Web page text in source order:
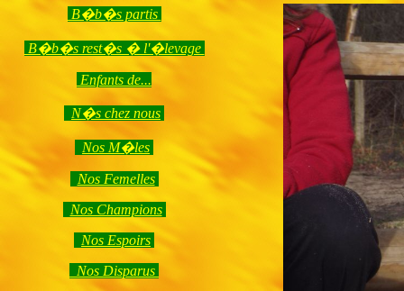
B�b�s partis
B�b�s rest�s � l'�levage
Enfants de...
N�s chez nous
Nos M�les
Nos Femelles
Nos Champions
Nos Espoirs
Nos Disparus